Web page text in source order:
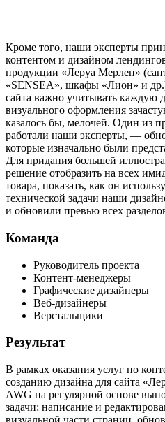
Кроме того, наши эксперты
контентом и дизайном
продукции «Леруа Мерлен»
«SENSEA», шкафы «Лион» и
сайта важно учитывать каждую
визуального оформления
казалось бы, мелочей. Один из
работали наши эксперты, —
которые изначально были
Для придания большей
решение отобразить на всех
товара, показать, как он
технической задачи наши
и обновили превью всех
Команда
Руководитель проекта
Контент-менеджеры
Графические дизайнеры
Веб-дизайнеры
Верстальщики
Результат
В рамках оказания услуг по
созданию дизайна для сайта
AWG на регулярной основе
задачи: написание и
визуальной части страниц,